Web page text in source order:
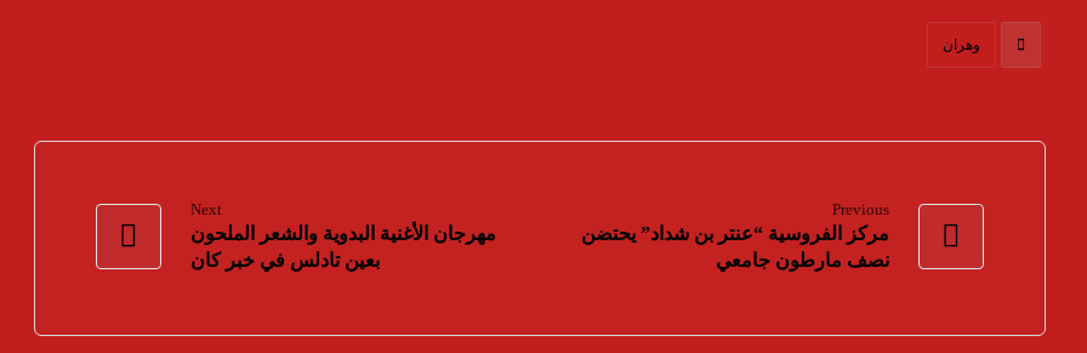
وهران
Previous
مركز الفروسية “عنتر بن شداد” يحتضن
نصف مارطون جامعي
Next
مهرجان الأغنية البدوية والشعر الملحون
بعين تادلس في خبر كان